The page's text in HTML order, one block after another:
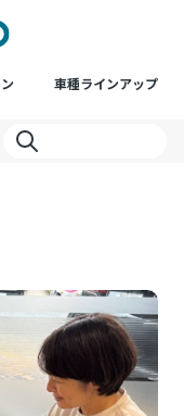
車種ラインアップ